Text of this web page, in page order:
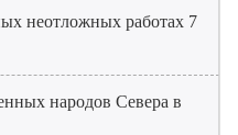
неотложных работах 7
народов Севера в